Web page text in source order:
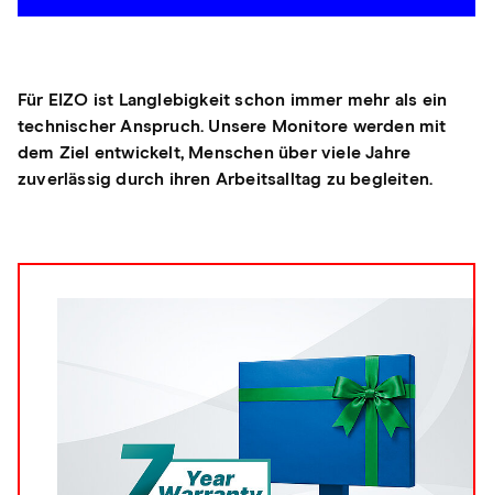
Für EIZO ist Langlebigkeit schon immer mehr als ein
technischer Anspruch. Unsere Monitore werden mit
dem Ziel entwickelt, Menschen über viele Jahre
zuverlässig durch ihren Arbeitsalltag zu begleiten.